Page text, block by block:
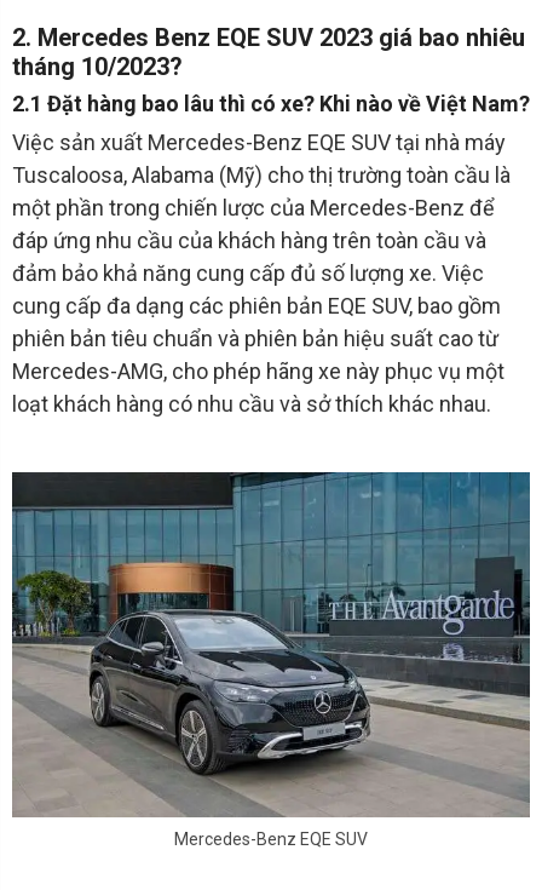
2. Mercedes Benz EQE SUV 2023 giá bao nhiêu
tháng 10/2023?
2.1 Đặt hàng bao lâu thì có xe? Khi nào về Việt Nam?
Việc sản xuất Mercedes-Benz EQE SUV tại nhà máy
Tuscaloosa, Alabama (Mỹ) cho thị trường toàn cầu là
một phần trong chiến lược của Mercedes-Benz để
đáp ứng nhu cầu của khách hàng trên toàn cầu và
đảm bảo khả năng cung cấp đủ số lượng xe. Việc
cung cấp đa dạng các phiên bản EQE SUV, bao gồm
phiên bản tiêu chuẩn và phiên bản hiệu suất cao từ
Mercedes-AMG, cho phép hãng xe này phục vụ một
loạt khách hàng có nhu cầu và sở thích khác nhau.
Mercedes-Benz EQE SUV